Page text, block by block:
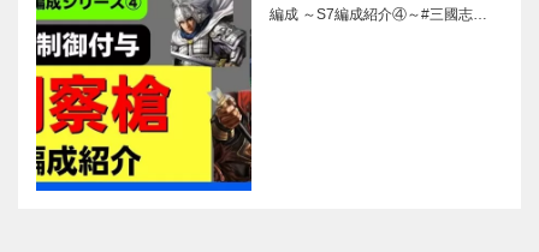
編成 ～S7編成紹介④～#三國志…